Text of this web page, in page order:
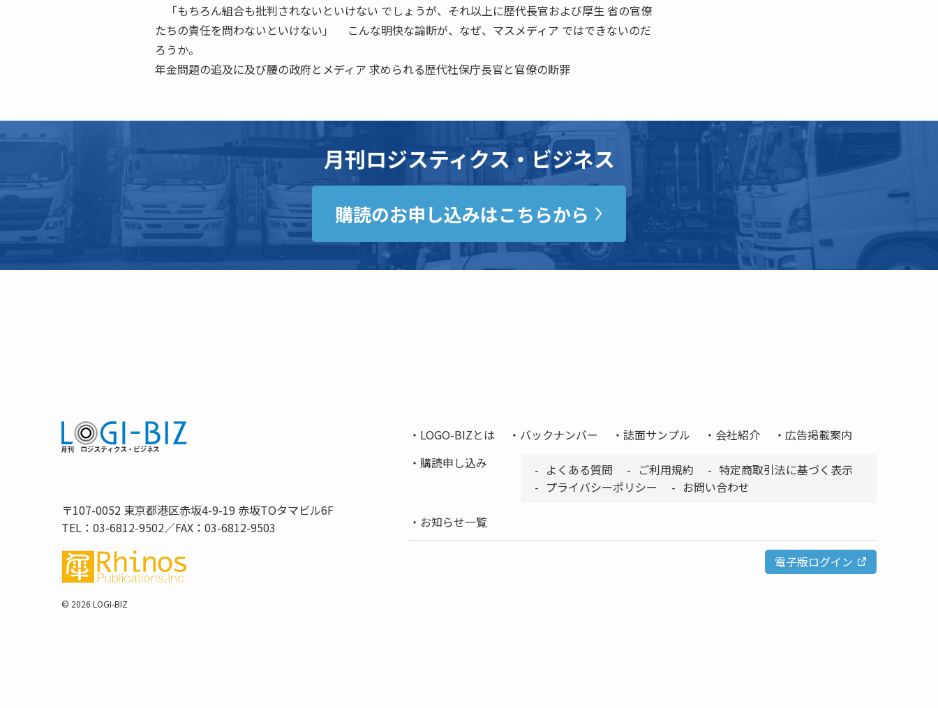
「もちろん組合も批判されないといけない でしょうが、それ以上に歴代長官および厚生 省の官僚
たちの責任を問わないといけない」 こんな明快な論断が、なぜ、マスメディア ではできないのだ
ろうか。
年金問題の追及に及び腰の政府とメディア 求められる歴代社保庁長官と官僚の断罪
月刊ロジスティクス・ビジネス
購読のお申し込みはこちらから
〒107-0052 東京都港区赤坂4-9-19 赤坂TOタマビル6F
TEL：03-6812-9502／FAX：03-6812-9503
© 2026 LOGI-BIZ
LOGO-BIZとは バックナンバー 誌面サンプル 会社紹介
広告掲載案内
購読申し込み
よくある質問 ご利用規約
特定商取引法に基づく表示
プライバシーポリシー
お問い合わせ
お知らせ一覧
電子版ログイン